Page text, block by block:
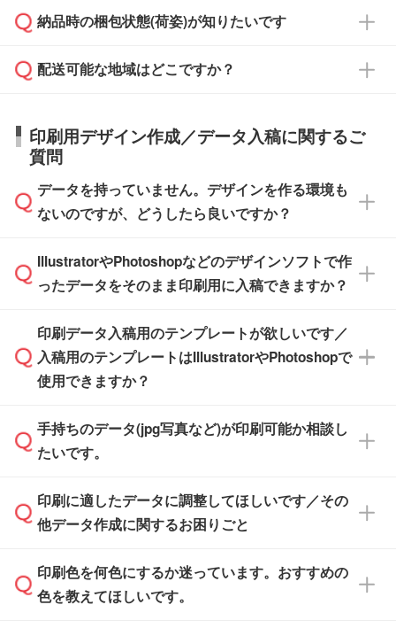
ご希望の際は担当スタッフまでお気軽にご相談
ください。
ご入金確認後、1～2営業日で出荷いたしま
タッフまでお問い合わせください。
ル」に注文予定日をご入力いただくと、おおよ
その締切日や出荷目安をご確認いただけます。
品が決まりましたらお早めのご発注をお願いい
たします。
※土日祝日を除く営業日換算です。
※沖縄・離島は追加日数がかかります。
い。
応が可能かご案内いたします。
す。>>対象商品はこちら
※最短出荷日は商品によって異なります。各商
品ページにてご確認ください
ご入金確認後に在庫を確保し、注文確定のご連
はできかねますので予めご了承ください。
納品時の梱包状態(荷姿)が知りたいです
商品によって異なります。各ページにある商品
す。(白箱、化粧箱、ブリスターパックなど)
【袋入り】 商品がひとつずつ袋に入っていま
す。(透明袋、デザイン袋など)
【個包装なし】 個包装がされていない状態で
※化粧箱から白箱への入れ替えや、オリジナル
箱の作成は原則承っておりません。
配送可能な地域はどこですか？
日本全国へお届けが可能です。なお、海外への
直接納品は行っておりませんので予めご了承く
ださい。
印刷用デザイン作成／データ入稿に関するご
質問
データを持っていません。デザインを作る環境も
ないのですが、どうしたら良いですか？
無料の「デザインシミュレーター」を使えば、
PCやスマホから簡単にデザインを作成できま
ザインソフトがなくても安心です。
また、「データ作成サービス
せいただければ、弊社にて無料でデザインデー
タを1点作成いたします。
IllustratorやPhotoshopなどのデザインソフトで作
ったデータをそのまま印刷用に入稿できますか？
IllustratorやPhotoshop、CLIP STUDIOなどのデ
ザインソフトでこだわりのデザインを作成した
い方は、完全データ入稿
積・ご注文フォームにアップロードしてご入稿
ください。
ご入稿後は経験豊富なスタッフがデータに不備
がないかチェックし、お客様と確認してから印
刷に進みますので、ご安心ください。
印刷データ入稿用のテンプレートが欲しいです／
入稿用のテンプレートはIllustratorやPhotoshopで
使用できますか？
一部商品は入稿用テンプレートのご用意があり
ます。各商品ページの『印刷方法・テンプレー
入稿用のテンプレートはPDF形式ですが、
IllustratorやPhotoshopで開いてご利用いただけ
方」をご確認ください。
手持ちのデータ(jpg写真など)が印刷可能か相談し
たいです。
印刷に適したデータ・解像度かどうか、担当ス
タッフが事前に確認いたします。
ムへ添付いただくか、担当スタッフ宛にメール
でお送りください。
印刷に適したデータに調整してほしいです／その
他データ作成に関するお困りごと
データ作成でお困りの際には、担当スタッフが
サポートいたしますのでお気軽にご相談くださ
印刷色を何色にするか迷っています。おすすめの
色を教えてほしいです。